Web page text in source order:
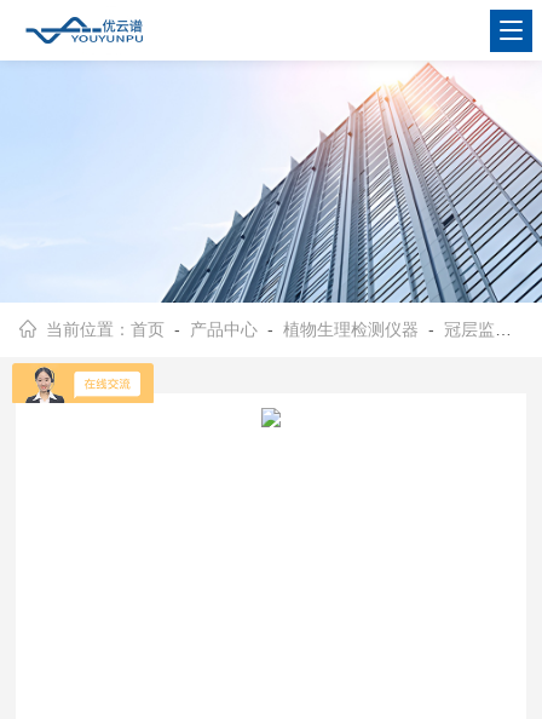
当前位置：首页 - 产品中心 -植物生理检测仪器 -冠层监测仪